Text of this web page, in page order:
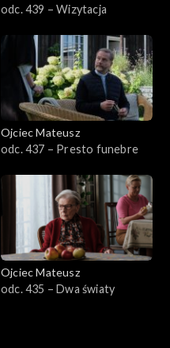
odc. 439 – Wizytacja
Ojciec Mateusz
odc. 437 – Presto funebre
Ojciec Mateusz
odc. 435 – Dwa światy